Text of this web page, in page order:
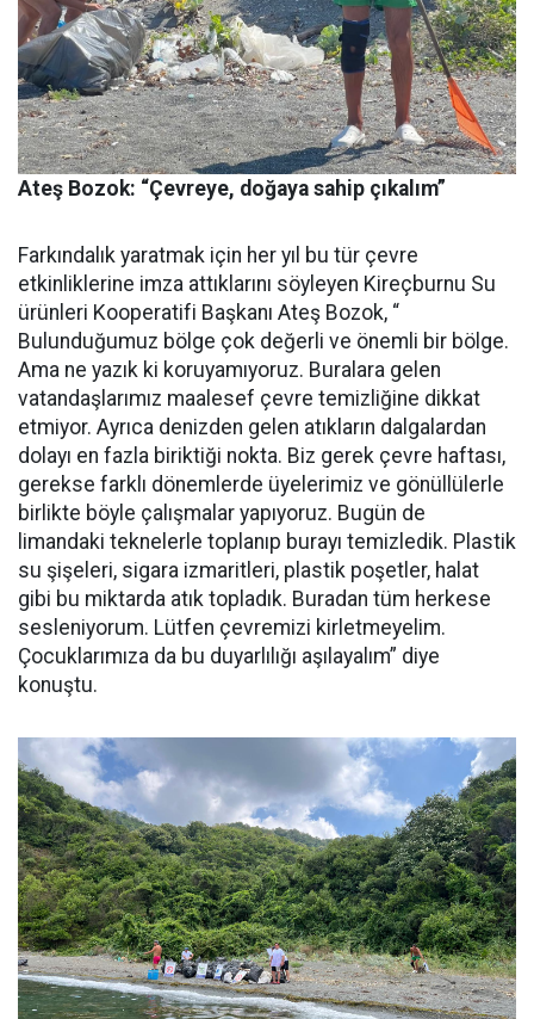
Ateş Bozok: “Çevreye, doğaya sahip çıkalım”
Farkındalık yaratmak için her yıl bu tür çevre
etkinliklerine imza attıklarını söyleyen Kireçburnu Su
ürünleri Kooperatifi Başkanı Ateş Bozok, “
Bulunduğumuz bölge çok değerli ve önemli bir bölge.
Ama ne yazık ki koruyamıyoruz. Buralara gelen
vatandaşlarımız maalesef çevre temizliğine dikkat
etmiyor. Ayrıca denizden gelen atıkların dalgalardan
dolayı en fazla biriktiği nokta. Biz gerek çevre haftası,
gerekse farklı dönemlerde üyelerimiz ve gönüllülerle
birlikte böyle çalışmalar yapıyoruz. Bugün de
limandaki teknelerle toplanıp burayı temizledik. Plastik
su şişeleri, sigara izmaritleri, plastik poşetler, halat
gibi bu miktarda atık topladık. Buradan tüm herkese
sesleniyorum. Lütfen çevremizi kirletmeyelim.
Çocuklarımıza da bu duyarlılığı aşılayalım” diye
konuştu.